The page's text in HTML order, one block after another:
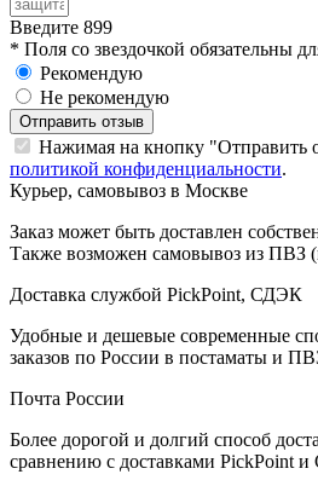
Введите 899
* Поля со звездочкой обязательны
Рекомендую
Не рекомендую
Отправить отзыв
Нажимая на кнопку "Отправить
политикой конфиденциальности.
Курьер, самовывоз в Москве
Заказ может быть доставлен
Также возможен самовывоз из ПВЗ
Доставка службой PickPoint, СДЭК
Удобные и дешевые современные
заказов по России в постаматы и
Почта России
Более дорогой и долгий способ
сравнению с доставками PickPoint